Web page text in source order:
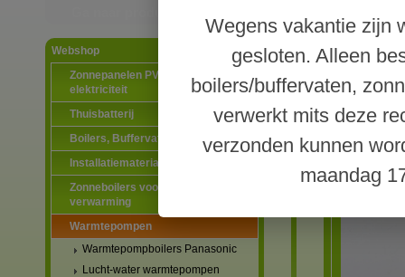
Webshop
Zonnepanelen PV-systemen
elektriciteit
Thuisbatterij
Boilers, Buffervaten en toebehoren
Installatiematerialen
Zonneboilers voor warmtapwater en
verwarming
Warmtepompen
Warmtepompboilers Panasonic
Lucht-water warmtepompen
Wegens vakantie zijn
gesloten. Alleen
boilers/buffervaten,
verwerkt mits deze
verzonden kunnen
maandag